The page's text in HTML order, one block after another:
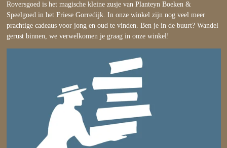
Roversgoed is het magische kleine zusje van Planteyn Boeken &
Speelgoed in het Friese Gorredijk. In onze winkel zijn nog veel meer
prachtige cadeaus voor jong en oud te vinden. Ben je in de buurt? Wandel
gerust binnen, we verwelkomen je graag in onze winkel!